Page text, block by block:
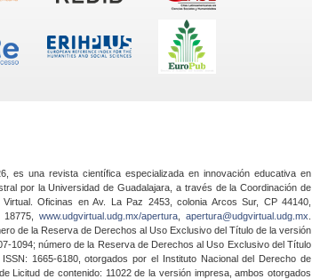
es una revista científica especializada en innovación educativa en
por la Universidad de Guadalajara, a través de la Coordinación de
Oficinas en Av. La Paz 2453, colonia Arcos Sur, CP 44140,
18775,www.udgvirtual.udg.mx/apertura apertura@udgvirtual.udg.mx
de la Reserva de Derechos al Uso Exclusivo del Título de la versión
1094; número de la Reserva de Derechos al Uso Exclusivo del Título
1665-6180, otorgados por el Instituto Nacional del Derecho de
Licitud de contenido: 11022 de la versión impresa, ambos otorgados